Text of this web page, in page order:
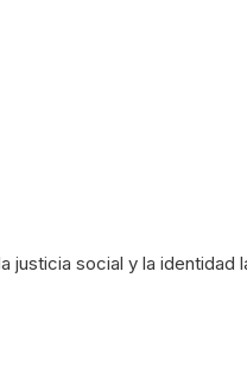
social y la identidad